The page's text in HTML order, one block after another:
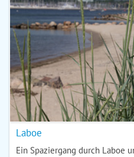
Laboe
Ein Spaziergang durch Laboe